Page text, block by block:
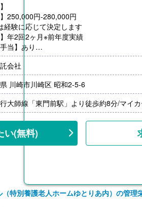
】250,000円-280,000円
経験に応じて決定します
】年2回2ヶ月※前年度実績
当】あり
通機関:上限30,000円/月
ー通勤:片道2km以上（ガソリン代は規定内
あり（年1回）
】あり（会社規定による）
会社
川崎市川崎区 昭和2-5-6
大師線「東門前駅」より徒歩約8分/マイ
い(無料)
特別養護老人ホームゆとりあ内）の管理